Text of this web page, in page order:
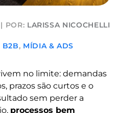
| POR: LARISSA NICOCHELLI
B2B, MÍDIA & ADS
no limite: demandas
prazos são curtos e o
sem perder a
processos bem